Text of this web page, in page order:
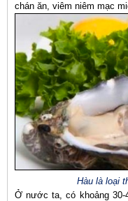
chán ăn, viêm niêm mạc
Hàu là loại
Ở nước ta, có khoảng 30-